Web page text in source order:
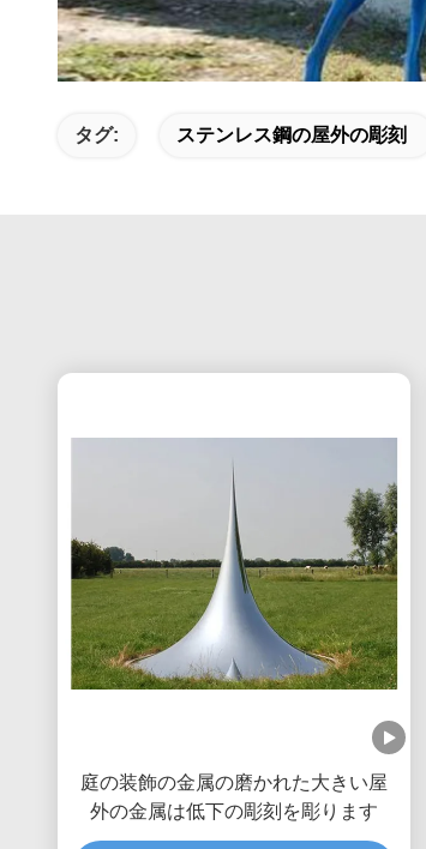
タグ: ステンレス鋼の屋外の彫刻
庭の装飾の金属の磨かれた大きい屋
外の金属は低下の彫刻を彫ります